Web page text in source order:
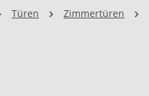
Türen Zimmertüren